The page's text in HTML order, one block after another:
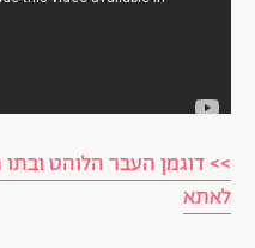
>> דוגמן העבר הלוהט
לאתא